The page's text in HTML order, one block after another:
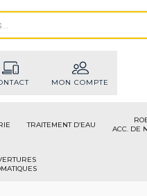
MON COMPTE
TRAITEMENT D’EAU
ACC. DE